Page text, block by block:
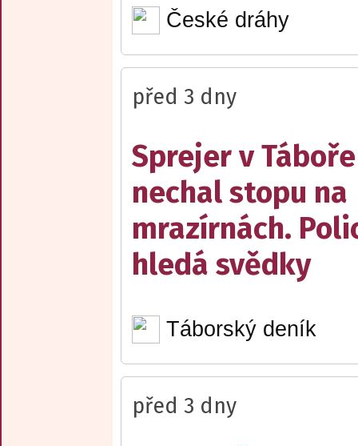
České dráhy
před 3 dny
Sprejer v Táboře
nechal stopu na
mrazírnách.
hledá svědky
Táborský deník
před 3 dny